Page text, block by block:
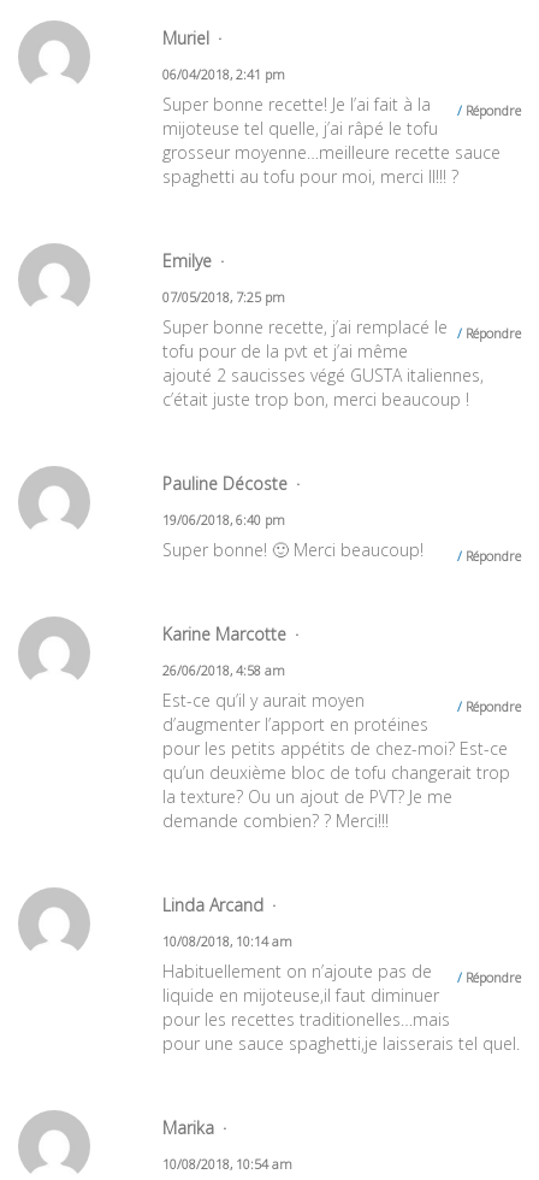
Muriel
06/04/2018, 2:41 pm
Répondre
Super bonne recette! Je l’ai fait à la
mijoteuse tel quelle, j’ai râpé le tofu
grosseur moyenne…meilleure recette sauce
spaghetti au tofu pour moi, merci Il!!! ?
Emilye
07/05/2018, 7:25 pm
Répondre
Super bonne recette, j’ai remplacé le
tofu pour de la pvt et j’ai même
ajouté 2 saucisses végé GUSTA italiennes,
c’était juste trop bon, merci beaucoup !
Pauline Décoste
19/06/2018, 6:40 pm
Répondre
Super bonne! 🙂 Merci beaucoup!
Karine Marcotte
26/06/2018, 4:58 am
Répondre
Est-ce qu’il y aurait moyen
d’augmenter l’apport en protéines
pour les petits appétits de chez-moi? Est-ce
qu’un deuxième bloc de tofu changerait trop
la texture? Ou un ajout de PVT? Je me
demande combien? ? Merci!!!
Linda Arcand
10/08/2018, 10:14 am
Répondre
Habituellement on n’ajoute pas de
liquide en mijoteuse,il faut diminuer
pour les recettes traditionelles…mais
pour une sauce spaghetti,je laisserais tel quel.
Marika
10/08/2018, 10:54 am